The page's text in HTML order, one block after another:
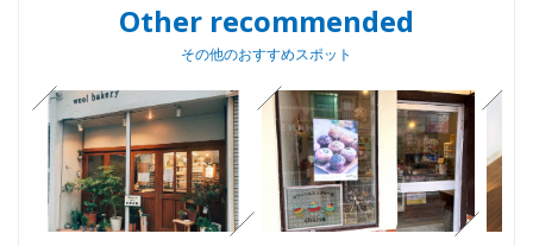
Other recommended
その他のおすすめスポット